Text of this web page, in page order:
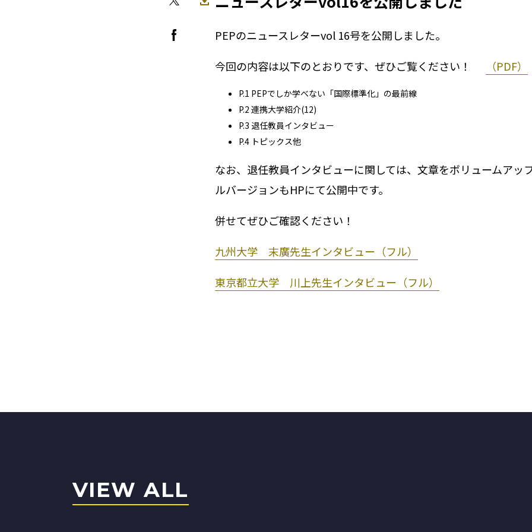
PEPのニュースレターvol 16号を公開しました。
今回の内容は以下のとおりです、ぜひご覧ください！
（PDF）
P.1 PEPでしか学べない「国際標準化」の最前線
P.2 連携大学紹介(12)
P.3 退任教員インタビュー
P.4 トピックス他
なお、退任教員インタビューに関しては、文章をボリュームアッ
ルバージョンもHPにて公開中です。
併せてぜひご確認ください！
九州大学 末廣先生インタビュー（フル）
東京都立大学 川上先生インタビュー（フル）
VIEW ALL